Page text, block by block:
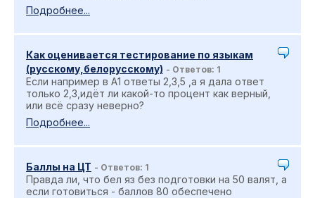
Подробнее...
Как оценивается тестирование по языкам
(русскому,белорусскому) - Ответов: 1
Если например в А1 ответы 2,3,5 ,а я дала ответ
только 2,3,идёт ли какой-то процент как верный,
или всё сразу неверно?
Подробнее...
Баллы на ЦТ - Ответов: 1
Правда ли, что бел яз без подготовки на 50 валят, а
если готовиться - баллов 80 обеспечено